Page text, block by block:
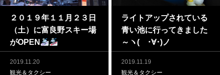
２０１９年１１月２３日
（土）に富良野スキー場
がOPEN
2019.11.20
観光＆タクシー
ライトアップされている
青い池に行ってきました
～ヽ( ･∀･)ノ
2019.11.19
観光＆タクシー